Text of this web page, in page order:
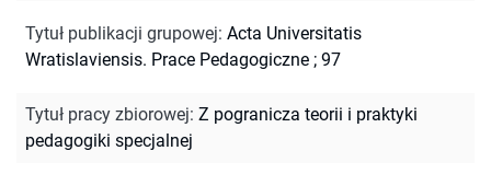
Tytuł publikacji grupowej: Acta Universitatis
Wratislaviensis. Prace Pedagogiczne ; 97
Tytuł pracy zbiorowej: Z pogranicza teorii i praktyki
pedagogiki specjalnej